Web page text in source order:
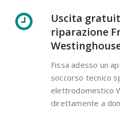
Uscita
riparazione
Fissa adesso un
soccorso tecnico
elettrodomestico
direttamente a